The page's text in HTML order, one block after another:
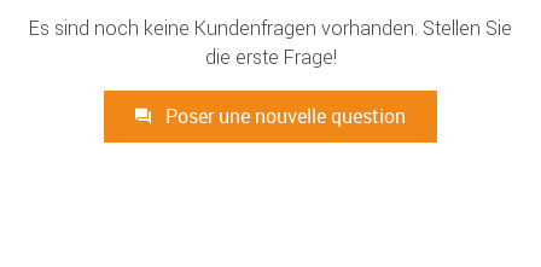
Es sind noch keine Kundenfragen vorhanden. Stellen Sie
die erste Frage!
Poser une nouvelle question